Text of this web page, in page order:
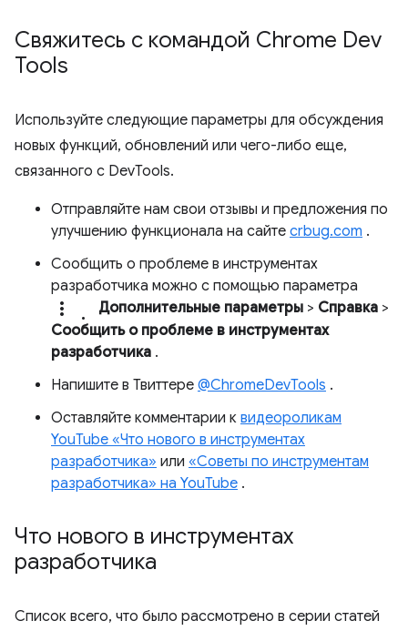
Свяжитесь с командой Chrome Dev
Tools
Используйте следующие параметры для обсуждения
новых функций, обновлений или чего-либо еще,
связанного с DevTools.
Отправляйте нам свои отзывы и предложения по
улучшению функционала на сайте crbug.com .
Сообщить о проблеме в инструментах
разработчика можно с помощью параметра
more_vert. Дополнительные параметры > Справка >
Сообщить о проблеме в инструментах
разработчика .
Напишите в Твиттере @ChromeDevTools .
Оставляйте комментарии к видеороликам
YouTube «Что нового в инструментах
разработчика» или «Советы по инструментам
разработчика» на YouTube .
Что нового в инструментах
разработчика
Список всего, что было рассмотрено в серии статей